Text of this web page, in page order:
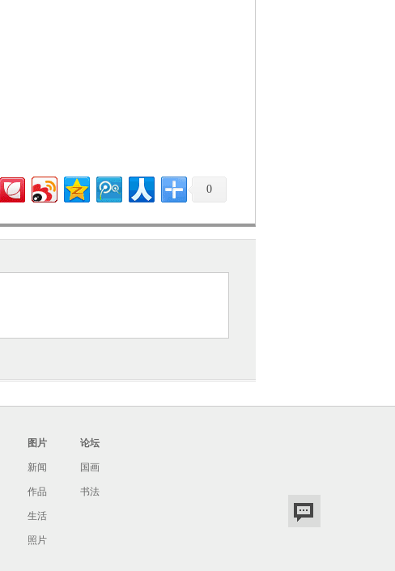
章的几段插图。《女史箴》一文是西晋张华
人，如何自保的一些人生经验和道德箴条。
了这些线条的联绵不断、悠缓自然、非常匀
古代文学中的一篇重要作品。曹植所爱的女
造了洛神（传说伏羲的女儿，在洛水溺死后
古代曾被很多画家画过，而且有很多宋代摹
不同。那一景物较简的，在风格上具有更多
，出现在平静的水上。画面上远水泛流，洛
出是描述一幅分为三段的云台山图。云台山
升、王长二人信心最坚。文章中又描述了画
。这篇文字有助于我们了解早期山水画的内
山水画的古拙的风格，我们从南北朝一些石
0
图片
新闻
作品
生活
照片
论坛
国画
书法